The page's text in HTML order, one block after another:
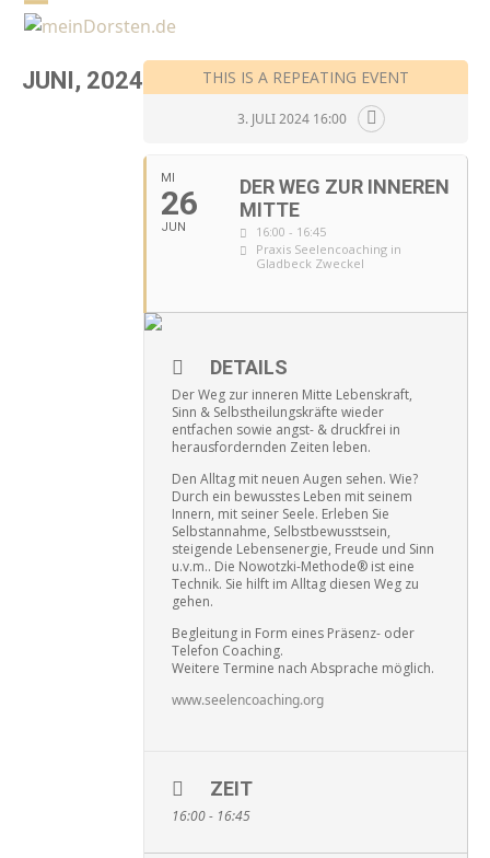
SkipOpen
mobile
menu
Close
mobile
menu
JUNI, 2024 THIS IS A REPEATING EVENT
3. JULI 2024 16:00
MI
26
JUN
DER WEG ZUR INNEREN
MITTE
16:00 - 16:45
Praxis Seelencoaching in
Gladbeck Zweckel
DETAILS
Der Weg zur inneren Mitte Lebenskraft,
Sinn & Selbstheilungskräfte wieder
entfachen sowie angst- & druckfrei in
herausfordernden Zeiten leben.
Den Alltag mit neuen Augen sehen. Wie?
Durch ein bewusstes Leben mit seinem
Innern, mit seiner Seele. Erleben Sie
Selbstannahme, Selbstbewusstsein,
steigende Lebensenergie, Freude und Sinn
u.v.m.. Die Nowotzki-Methode® ist eine
Technik. Sie hilft im Alltag diesen Weg zu
gehen.
Begleitung in Form eines Präsenz- oder
Telefon Coaching.
Weitere Termine nach Absprache möglich.
www.seelencoaching.org
ZEIT
16:00 - 16:45